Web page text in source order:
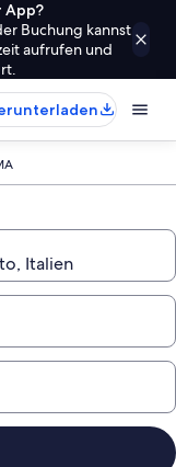
App?
Buchung kannst
aufrufen und